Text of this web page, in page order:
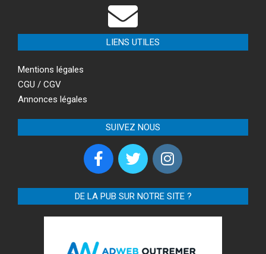
LIENS UTILES
Mentions légales
CGU / CGV
Annonces légales
SUIVEZ NOUS
DE LA PUB SUR NOTRE SITE ?